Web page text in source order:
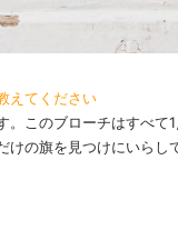
えてください
。このブローチはすべ
けの旗を見つけにいらし